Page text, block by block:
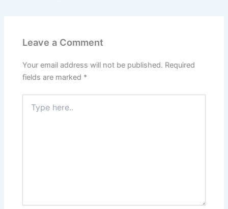
Leave a Comment
Your email address will not be published. Required
fields are marked *
here..